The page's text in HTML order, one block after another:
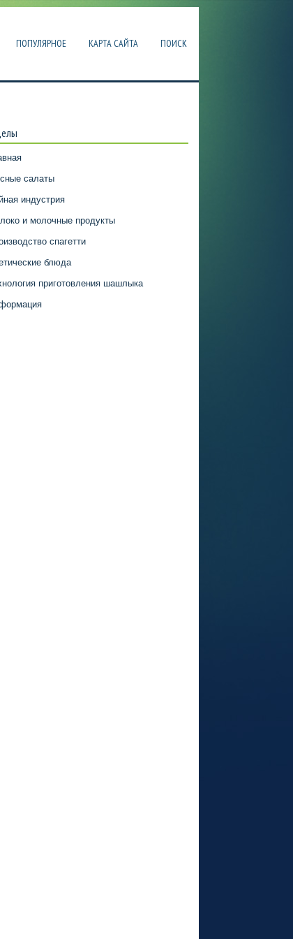
ПОПУЛЯРНОЕ КАРТА САЙТА ПОИСК
салаты
индустрия
и молочные продукты
спагетти
блюда
приготовления шашлыка